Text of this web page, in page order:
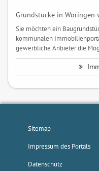
Grundstücke in Woringen
Sie möchten ein
kommunalen
gewerbliche Anbieter die
Sitemap
Impressum des Portals
Datenschutz